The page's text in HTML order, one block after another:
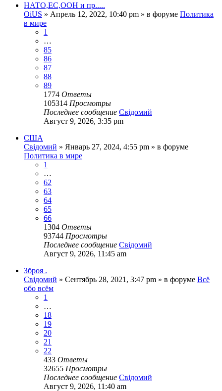
НАТО,ЕС,ООН и пр.....
OiUS » Апрель 12, 2022, 10:40 pm » в форуме Политика
в мире
1
…
85
86
87
88
89
1774 Ответы
105314 Просмотры
Последнее сообщение Свідомий
Август 9, 2026, 3:35 pm
США
Свідомий » Январь 27, 2024, 4:55 pm » в форуме
Политика в мире
1
…
62
63
64
65
66
1304 Ответы
93744 Просмотры
Последнее сообщение Свідомий
Август 9, 2026, 11:45 am
Зброя .
Свідомий » Сентябрь 28, 2021, 3:47 pm » в форуме Всё
обо всём
1
…
18
19
20
21
22
433 Ответы
32655 Просмотры
Последнее сообщение Свідомий
Август 9, 2026, 11:40 am